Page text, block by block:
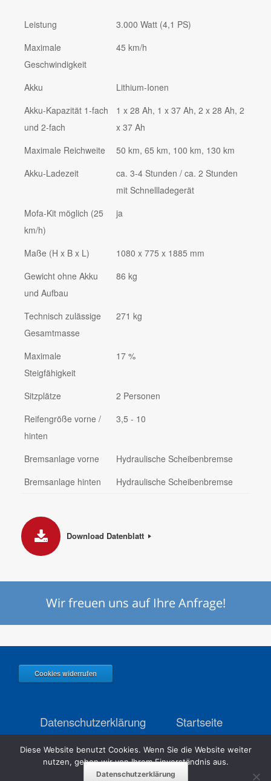
Leistung
3.000 Watt (4,1 PS)
Maximale
Geschwindigkeit
45 km/h
Akku
Lithium-Ionen
Akku-Kapazität 1-fach
und 2-fach
1 x 28 Ah, 1 x 37 Ah, 2 x 28 Ah, 2
x 37 Ah
Maximale Reichweite
50 km, 65 km, 100 km, 130 km
Akku-Ladezeit
ca. 3-4 Stunden / ca. 2 Stunden
mit Schnellladegerät
Mofa-Kit möglich (25
km/h)
ja
Maße (H x B x L)
1080 x 775 x 1885 mm
Gewicht ohne Akku
und Aufbau
86 kg
Technisch zulässige
Gesamtmasse
271 kg
Maximale
Steigfähigkeit
17 %
Sitzplätze
2 Personen
Reifengröße vorne /
hinten
3,5 - 10
Bremsanlage vorne
Hydraulische Scheibenbremse
Bremsanlage hinten
Hydraulische Scheibenbremse
Download Datenblatt
Wir freuen uns auf IhreAnfrage!
Cookies widerrufen
Startseite
Datenschutzerklärung
Impressum
Robert Hecht Systemtechnik · Thierhauptener Str. 4a · 86405 Meitingen ·
Diese Website benutzt Cookies. Wenn Sie die Website weiter
nutzen, gehen wir von Ihrem Einverständnis aus.
Datenschutzerklärung